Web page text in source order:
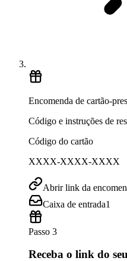
Encomenda de cartão-
Código e instruções de
Código do cartão
XXXX-XXXX-XXXX
Abrir link da
Caixa de entrada1
Passo 3
Receba o link do